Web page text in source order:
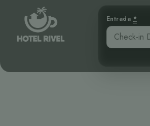
Entrada *